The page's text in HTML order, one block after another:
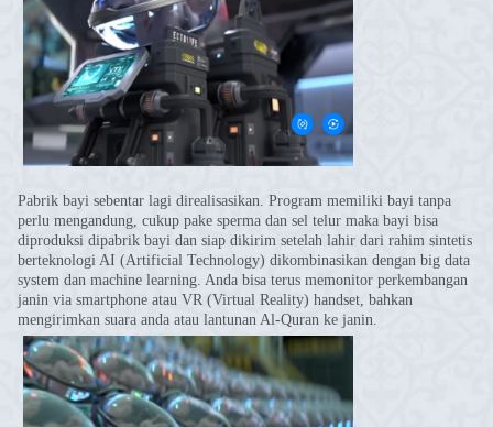
Pabrik bayi sebentar lagi direalisasikan. Program memiliki bayi tanpa
perlu mengandung, cukup pake sperma dan sel telur maka bayi bisa
diproduksi dipabrik bayi dan siap dikirim setelah lahir dari rahim sintetis
berteknologi AI (Artificial Technology) dikombinasikan dengan big data
system dan machine learning. Anda bisa terus memonitor perkembangan
janin via smartphone atau VR (Virtual Reality) handset, bahkan
mengirimkan suara anda atau lantunan Al-Quran ke janin.